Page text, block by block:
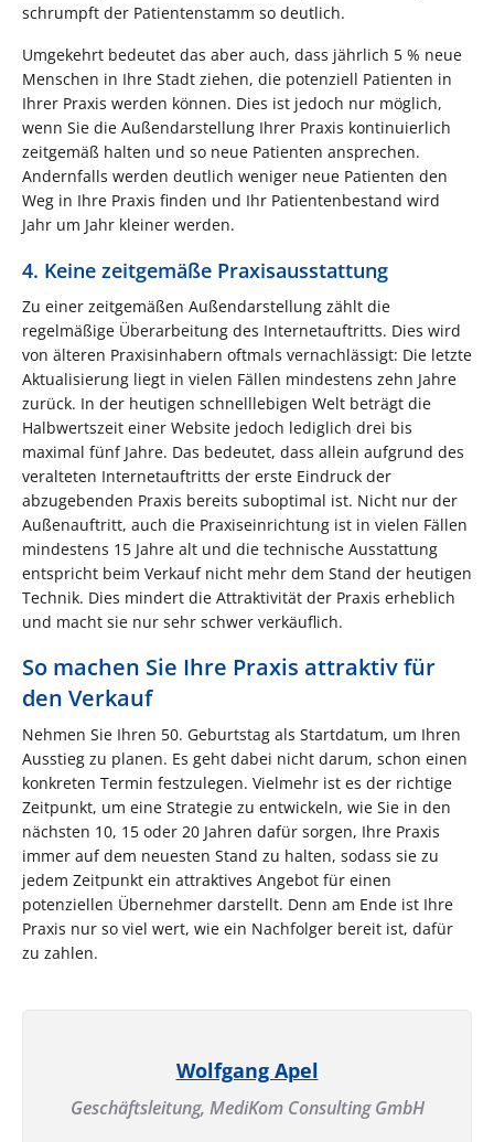
schrumpft der Patientenstamm so deutlich.
Umgekehrt bedeutet das aber auch, dass jährlich 5 % neue
Menschen in Ihre Stadt ziehen, die potenziell Patienten in
Ihrer Praxis werden können. Dies ist jedoch nur möglich,
wenn Sie die Außendarstellung Ihrer Praxis kontinuierlich
zeitgemäß halten und so neue Patienten ansprechen.
Andernfalls werden deutlich weniger neue Patienten den
Weg in Ihre Praxis finden und Ihr Patientenbestand wird
Jahr um Jahr kleiner werden.
4. Keine zeitgemäße Praxisausstattung
Zu einer zeitgemäßen Außendarstellung zählt die
regelmäßige Überarbeitung des Internetauftritts. Dies wird
von älteren Praxisinhabern oftmals vernachlässigt: Die letzte
Aktualisierung liegt in vielen Fällen mindestens zehn Jahre
zurück. In der heutigen schnelllebigen Welt beträgt die
Halbwertszeit einer Website jedoch lediglich drei bis
maximal fünf Jahre. Das bedeutet, dass allein aufgrund des
veralteten Internetauftritts der erste Eindruck der
abzugebenden Praxis bereits suboptimal ist. Nicht nur der
Außenauftritt, auch die Praxiseinrichtung ist in vielen Fällen
mindestens 15 Jahre alt und die technische Ausstattung
entspricht beim Verkauf nicht mehr dem Stand der heutigen
Technik. Dies mindert die Attraktivität der Praxis erheblich
und macht sie nur sehr schwer verkäuflich.
So machen Sie Ihre Praxis attraktiv für
den Verkauf
Nehmen Sie Ihren 50. Geburtstag als Startdatum, um Ihren
Ausstieg zu planen. Es geht dabei nicht darum, schon einen
konkreten Termin festzulegen. Vielmehr ist es der richtige
Zeitpunkt, um eine Strategie zu entwickeln, wie Sie in den
nächsten 10, 15 oder 20 Jahren dafür sorgen, Ihre Praxis
immer auf dem neuesten Stand zu halten, sodass sie zu
jedem Zeitpunkt ein attraktives Angebot für einen
potenziellen Übernehmer darstellt. Denn am Ende ist Ihre
Praxis nur so viel wert, wie ein Nachfolger bereit ist, dafür
zu zahlen.
Wolfgang Apel
Geschäftsleitung, MediKom Consulting GmbH